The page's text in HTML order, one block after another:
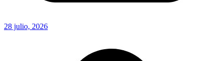
28 julio, 2026